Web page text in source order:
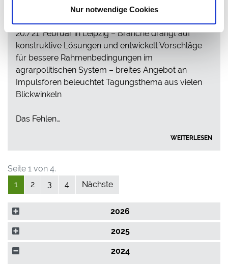
Nur notwendige Cookies
Rund 900 Teilnehmer bei der DLG-Wintertagung am
20./21. Februar in Leipzig – Branche drängt auf
konstruktive Lösungen und entwickelt Vorschläge
für bessere Rahmenbedingungen im
agrarpolitischen System – breites Angebot an
Impulsforen beleuchtet Tagungsthema aus vielen
Blickwinkeln
Das Fehlen…
WEITERLESEN
Seite 1 von 4.
1
2 3 4 Nächste
2026
2025
2024